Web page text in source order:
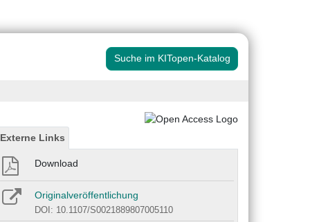
Suche im KITopen-Katalog
Externe Links
Download
Originalveröffentlichung
DOI: 10.1107/S0021889807005110